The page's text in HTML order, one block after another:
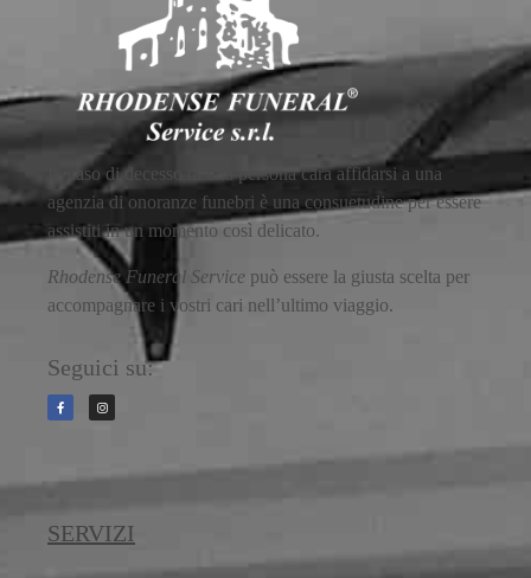
In caso di decesso di una persona cara affidarsi a una
agenzia di onoranze funebri è una consuetudine per essere
assistiti in un momento così delicato.
Rhodense Funeral Service può essere la giusta scelta per
accompagnare i vostri cari nell’ultimo viaggio.
Seguici su:
SERVIZI